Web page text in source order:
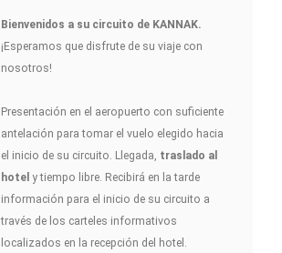
Bienvenidos a su circuito de KANNAK.
¡Esperamos que disfrute de su viaje con
nosotros!
Presentación en el aeropuerto con suficiente
antelación para tomar el vuelo elegido hacia
el inicio de su circuito. Llegada, traslado al
hotel y tiempo libre. Recibirá en la tarde
información para el inicio de su circuito a
través de los carteles informativos
localizados en la recepción del hotel.